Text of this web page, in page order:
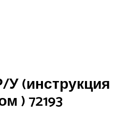
У (инструкция
) 72193